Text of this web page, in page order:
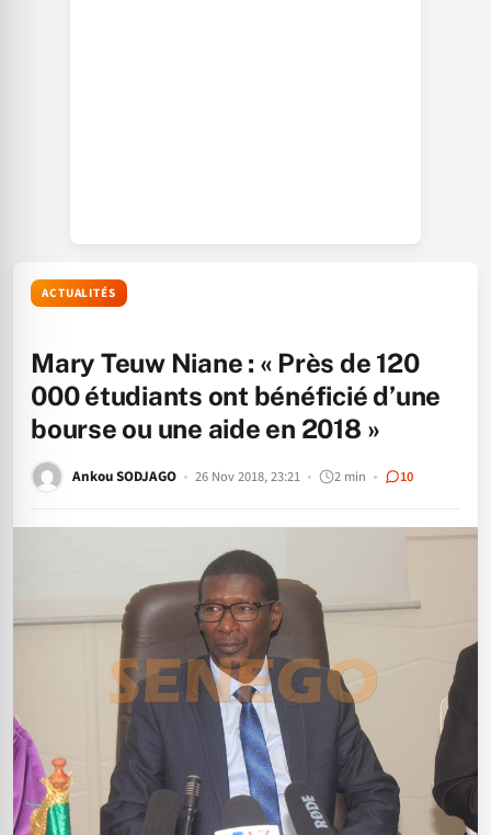
ACTUALITÉS
Mary Teuw Niane : « Près de 120
000 étudiants ont bénéficié d’une
bourse ou une aide en 2018 »
Ankou SODJAGO 26 Nov 2018, 23:21 2 min 10